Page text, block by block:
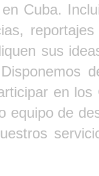
Cuba.
sus
en
equipo de